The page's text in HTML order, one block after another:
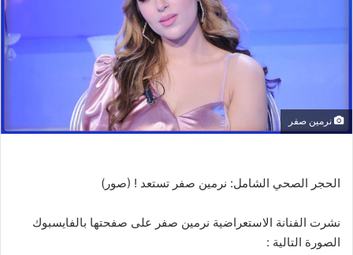
نرمين صفر
الحجر الصحي الشامل: نرمين صفر تستعد ! (صور)
نشرت الفنانة الاستعراضية نرمين صفر على صفحتها بالفايسبوك
الصورة التالية :